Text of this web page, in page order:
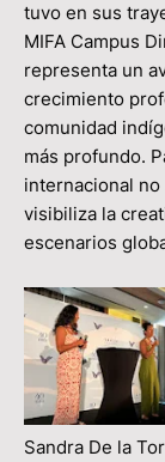
tuvo en sus
MIFA Campus
representa un
crecimiento
comunidad
más profundo.
internacional
visibiliza la
escenarios
Sandra De la